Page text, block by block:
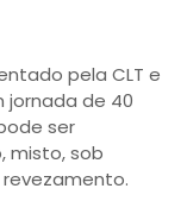
pela CLT e
de 40
ser
misto, sob